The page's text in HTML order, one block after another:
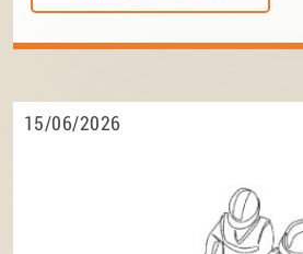
15/06/2026